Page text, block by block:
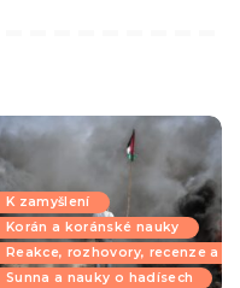
K zamyšlení
Korán a koránské nauky
Reakce, rozhovory, recenze a
Sunna a nauky o hadísech